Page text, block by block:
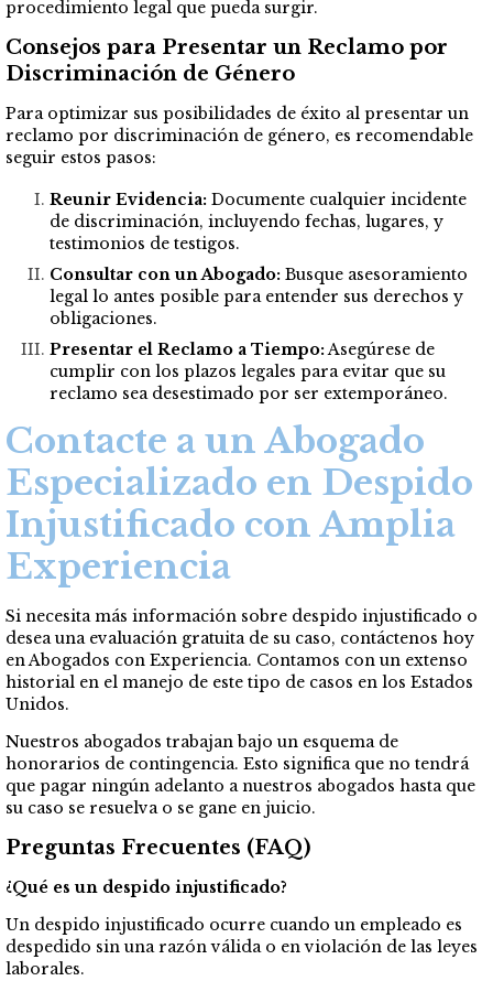
procedimiento legal que pueda surgir.
Consejos para Presentar un Reclamo por
Discriminación de Género
Para optimizar sus posibilidades de éxito al presentar un
reclamo por discriminación de género, es recomendable
seguir estos pasos:
Reunir Evidencia: Documente cualquier incidente
de discriminación, incluyendo fechas, lugares, y
testimonios de testigos.
Consultar con un Abogado: Busque asesoramiento
legal lo antes posible para entender sus derechos y
obligaciones.
Presentar el Reclamo a Tiempo: Asegúrese de
cumplir con los plazos legales para evitar que su
reclamo sea desestimado por ser extemporáneo.
Contacte a un Abogado
Especializado en Despido
Injustificado con Amplia
Experiencia
Si necesita más información sobre despido injustificado o
desea una evaluación gratuita de su caso, contáctenos hoy
en Abogados con Experiencia. Contamos con un extenso
historial en el manejo de este tipo de casos en los Estados
Unidos.
Nuestros abogados trabajan bajo un esquema de
honorarios de contingencia. Esto significa que no tendrá
que pagar ningún adelanto a nuestros abogados hasta que
su caso se resuelva o se gane en juicio.
Preguntas Frecuentes (FAQ)
¿Qué es un despido injustificado?
Un despido injustificado ocurre cuando un empleado es
despedido sin una razón válida o en violación de las leyes
laborales.